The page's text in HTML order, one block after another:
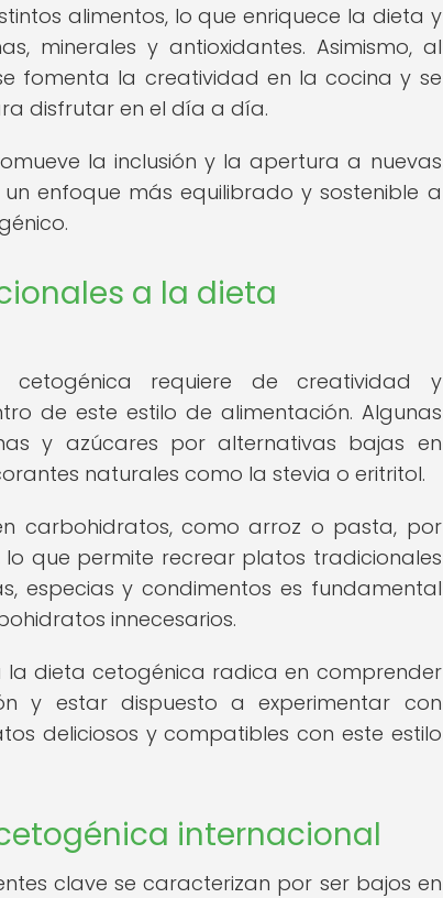
alimentos, lo que enriquece la dieta y
minerales y antioxidantes. Asimismo, al
fomenta la creatividad en la cocina y se
disfrutar en el día a día.
la inclusión y la apertura a nuevas
enfoque más equilibrado y sostenible a
a la dieta
requiere de creatividad y
de este estilo de alimentación. Algunas
y azúcares por alternativas bajas en
naturales como la stevia o eritritol.
carbohidratos, como arroz o pasta, por
que permite recrear platos tradicionales
especias y condimentos es fundamental
innecesarios.
dieta cetogénica radica en comprender
y estar dispuesto a experimentar con
deliciosos y compatibles con este estilo
internacional
clave se caracterizan por ser bajos en